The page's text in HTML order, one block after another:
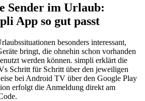
Sender im Urlaub:
App so gut passt
besonders interessant,
bringt, die ohnehin schon vorhanden
werden können. simpli erklärt die
Schritt für Schritt über den jeweiligen
bei Android TV über den Google Play
erfolgt die Anmeldung direkt am